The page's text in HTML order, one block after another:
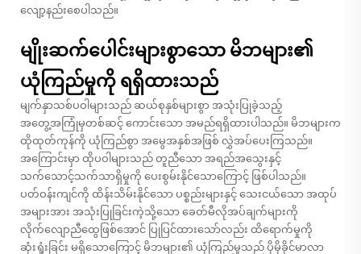
လျော့နည်းစေပါသည်။
မျိုးဆက်ပေါင်းများစွာသော မိဘများ၏
ယုံကြည်မှုကို ရရှိထားသည်
မျက်နှာသစ်ပဝါများသည် ဆယ်စုနှစ်များစွာ အသုံးပြုခဲ့သည့်
အတွေ့အကြုံမှတစ်ဆင့် ကောင်းသော အမည်ရရှိထားပါသည်။ မိဘများက
ထိုထုတ်ကုန်ကို ယုံကြည်စွာ အမွေအနှစ်အဖြစ် လွှဲအပ်ပေးကြသည်။
အကြောင်းမှာ ထိုပဝါများသည် တူညီသော အရည်အသွေးနှင့်
သက်သောင့်သက်သာရှိမှုကို ပေးစွမ်းနိုင်သောကြောင့် ဖြစ်ပါသည်။
ပတ်ဝန်းကျင်ကို ထိန်းသိမ်းနိုင်သော ပစ္စည်းများနှင့် သေးငယ်သော အထုပ်
အများအား အသုံးပြုခြင်းကဲ့သို့သော ခေတ်မီလိုအပ်ချက်များကို
လိုက်လျောညီထွေဖြစ်အောင် ပြုပြင်ထားသော်လည်း ထိရောက်မှုကို
ဆုံးရှုံးခြင်း မရှိသောကြောင့် မိဘများ၏ ယုံကြည်မှုသည် ပိုမိုခိုင်မာလာ